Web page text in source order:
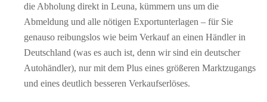
die Abholung direkt in Leuna, kümmern uns um die
Abmeldung und alle nötigen Exportunterlagen – für Sie
genauso reibungslos wie beim Verkauf an einen Händler in
Deutschland (was es auch ist, denn wir sind ein deutscher
Autohändler), nur mit dem Plus eines größeren Marktzugangs
und eines deutlich besseren Verkaufserlöses.